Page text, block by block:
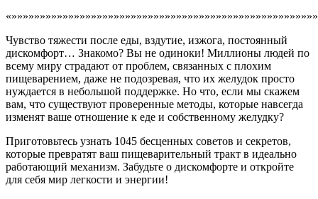
Чувство тяжести после еды, вздутие, изжога, постоянный
дискомфорт… Знакомо? Вы не одиноки! Миллионы людей по
всему миру страдают от проблем, связанных с плохим
пищеварением, даже не подозревая, что их желудок просто
нуждается в небольшой поддержке. Но что, если мы скажем
вам, что существуют проверенные методы, которые навсегда
изменят ваше отношение к еде и собственному желудку?
Приготовьтесь узнать 1045 бесценных советов и секретов,
которые превратят ваш пищеварительный тракт в идеально
работающий механизм. Забудьте о дискомфорте и откройте
для себя мир легкости и энергии!